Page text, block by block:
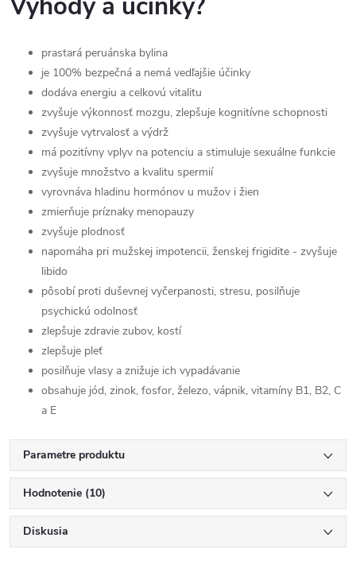
prastará peruánska bylina
je 100% bezpečná a nemá vedľajšie účinky
dodáva energiu a celkovú vitalitu
zvyšuje výkonnosť mozgu, zlepšuje kognitívne schopnosti
zvyšuje vytrvalosť a výdrž
má pozitívny vplyv na potenciu a stimuluje sexuálne funkcie
zvyšuje množstvo a kvalitu spermií
vyrovnáva hladinu hormónov u mužov i žien
zmierňuje príznaky menopauzy
zvyšuje plodnosť
napomáha pri mužskej impotencii, ženskej frigidite - zvyšuje
libido
pôsobí proti duševnej vyčerpanosti, stresu, posilňuje
psychickú odolnosť
zlepšuje zdravie zubov, kostí
zlepšuje pleť
posilňuje vlasy a znižuje ich vypadávanie
obsahuje jód, zinok, fosfor, železo, vápnik, vitamíny B1, B2, C
a E
Parametre produktu
Hodnotenie (10)
Diskusia